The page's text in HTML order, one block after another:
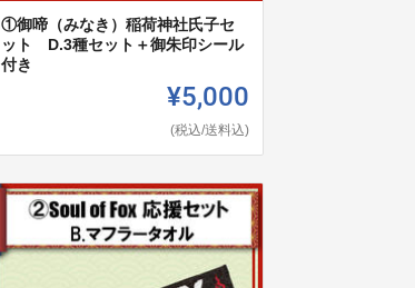
①御啼（みなき）稲荷神社氏子セ
ット D.3種セット＋御朱印シール
付き
¥5,000
(税込/送料込)